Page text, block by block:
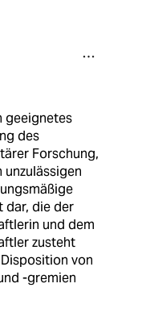
geeignetes
des
Forschung,
dar, die der
und dem
zusteht
von
-gremien